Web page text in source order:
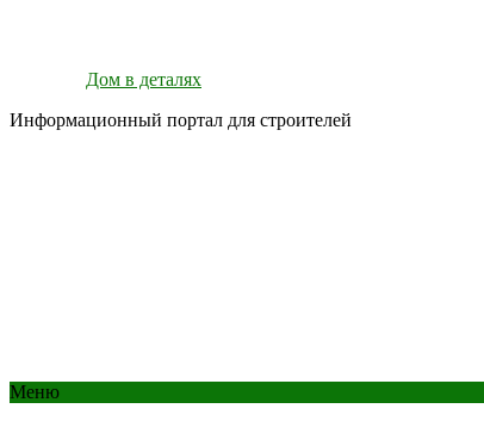
Дом в деталях
Информационный портал для строителей
Меню